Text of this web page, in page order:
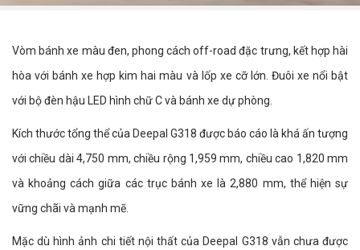
Vòm bánh xe màu đen, phong cách off-road đặc trưng, kết hợp hài
hòa với bánh xe hợp kim hai màu và lốp xe cỡ lớn. Đuôi xe nổi bật
với bộ đèn hậu LED hình chữ C và bánh xe dự phòng.
Kích thước tổng thể của Deepal G318 được báo cáo là khá ấn tượng
với chiều dài 4,750 mm, chiều rộng 1,959 mm, chiều cao 1,820 mm
và khoảng cách giữa các trục bánh xe là 2,880 mm, thể hiện sự
vững chãi và mạnh mẽ.
Mặc dù hình ảnh chi tiết nội thất của Deepal G318 vẫn chưa được